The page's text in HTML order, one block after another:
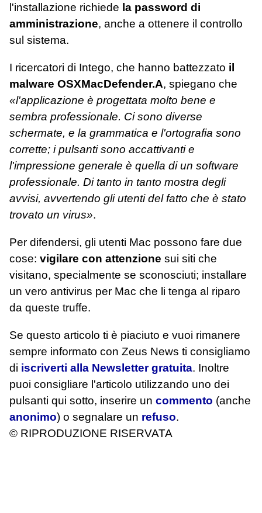
l'installazione richiede la password di
amministrazione, anche a ottenere il controllo
sul sistema.
I ricercatori di Intego, che hanno battezzato il
malware OSXMacDefender.A, spiegano che
«l'applicazione è progettata molto bene e
sembra professionale. Ci sono diverse
schermate, e la grammatica e l'ortografia sono
corrette; i pulsanti sono accattivanti e
l'impressione generale è quella di un software
professionale. Di tanto in tanto mostra degli
avvisi, avvertendo gli utenti del fatto che è stato
trovato un virus».
Per difendersi, gli utenti Mac possono fare due
cose: vigilare con attenzione sui siti che
visitano, specialmente se sconosciuti; installare
un vero antivirus per Mac che li tenga al riparo
da queste truffe.
Se questo articolo ti è piaciuto e vuoi rimanere
sempre informato con Zeus News ti consigliamo
di iscriverti alla Newsletter gratuita. Inoltre
puoi consigliare l'articolo utilizzando uno dei
pulsanti qui sotto, inserire un commento (anche
anonimo) o segnalare un refuso.
© RIPRODUZIONE RISERVATA